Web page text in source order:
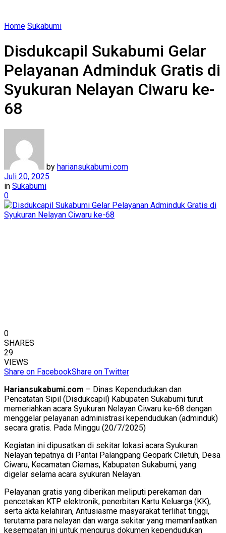
Home Sukabumi
Disdukcapil Sukabumi Gelar
Pelayanan Adminduk Gratis di
Syukuran Nelayan Ciwaru ke-
68
by hariansukabumi.com
Juli 20, 2025
in Sukabumi
0
0
SHARES
29
VIEWS
Share on FacebookShare on Twitter
Hariansukabumi.com – Dinas Kependudukan dan
Pencatatan Sipil (Disdukcapil) Kabupaten Sukabumi turut
memeriahkan acara Syukuran Nelayan Ciwaru ke-68 dengan
menggelar pelayanan administrasi kependudukan (adminduk)
secara gratis. Pada Minggu (20/7/2025)
Kegiatan ini dipusatkan di sekitar lokasi acara Syukuran
Nelayan tepatnya di Pantai Palangpang Geopark Ciletuh, Desa
Ciwaru, Kecamatan Ciemas, Kabupaten Sukabumi, yang
digelar selama acara syukuran Nelayan.
Pelayanan gratis yang diberikan meliputi perekaman dan
pencetakan KTP elektronik, penerbitan Kartu Keluarga (KK),
serta akta kelahiran, Antusiasme masyarakat terlihat tinggi,
terutama para nelayan dan warga sekitar yang memanfaatkan
kesempatan ini untuk mengurus dokumen kependudukan